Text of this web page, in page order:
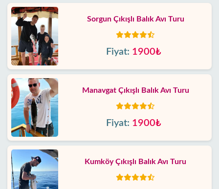
Sorgun Çıkışlı Balık Avı Turu
Fiyat: 1900₺
Manavgat Çıkışlı Balık Avı Turu
Fiyat: 1900₺
Kumköy Çıkışlı Balık Avı Turu